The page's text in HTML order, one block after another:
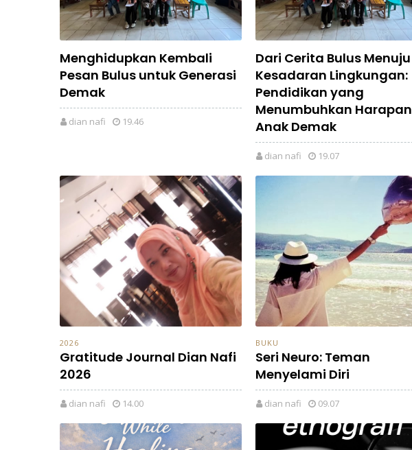
Menghidupkan Kembali
Pesan Bulus untuk Generasi
Demak
dian nafi 19.46
Dari Cerita Bulus Menuju
Kesadaran Lingkungan:
Pendidikan yang
Menumbuhkan Harapan
Anak Demak
dian nafi 19.07
2026
Gratitude Journal Dian Nafi
2026
dian nafi 14.00
BUKU
Seri Neuro: Teman
Menyelami Diri
dian nafi 09.07